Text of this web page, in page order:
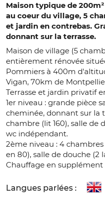
Maison typique de
au coeur du village, 5
et jardin en contrebas.
donnant sur la terrasse.
Maison de village (5
entièrement rénovée
Pommiers à 400m
Vigan, 70km de
Terrasse et jardin privatif
1er niveau : grande pièce
cheminée, donnant sur la
chambre (lit 160), salle de
wc indépendant.
2ème niveau : 4 chambres
en 80), salle de douche (2
Chauffage en
Langues parlées :